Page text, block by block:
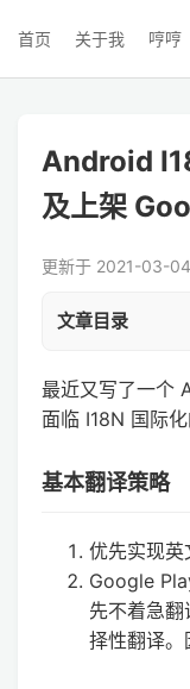
首页 关于我 哼哼
Android
及上架
更新于 2021-03-
文章目录
最近又写了一个
面临 I18N 国际化
基本翻译策略
优先实现英
Google
先不着急
择性翻译。